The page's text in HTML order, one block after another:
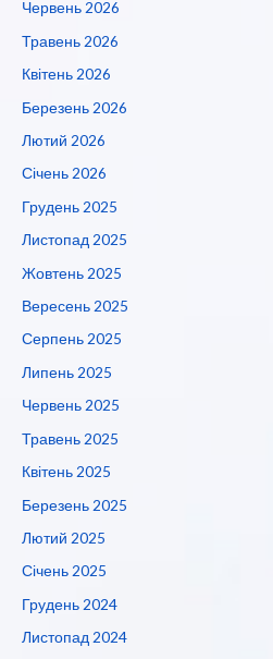
Червень 2026
Травень 2026
Квітень 2026
Березень 2026
Лютий 2026
Січень 2026
Грудень 2025
Листопад 2025
Жовтень 2025
Вересень 2025
Серпень 2025
Липень 2025
Червень 2025
Травень 2025
Квітень 2025
Березень 2025
Лютий 2025
Січень 2025
Грудень 2024
Листопад 2024